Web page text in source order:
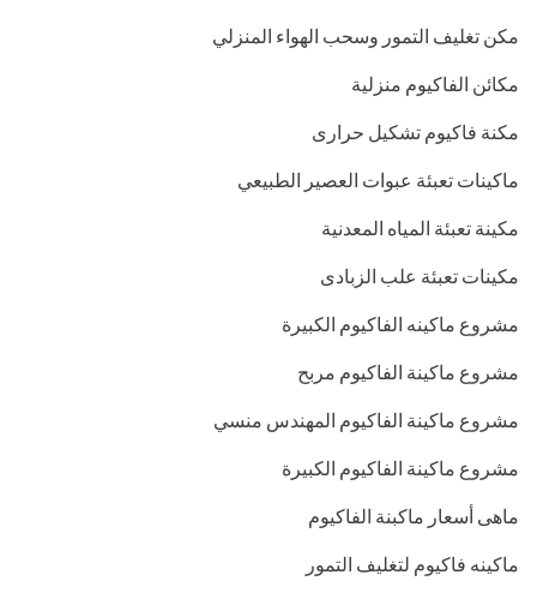
مكن تغليف التمور وسحب الهواء المنزلي
مكائن الفاكيوم منزلية
مكنة فاكيوم تشكيل حرارى
ماكينات تعبئة عبوات العصير الطبيعي
مكينة تعبئة المياه المعدنية
مكينات تعبئة علب الزبادى
مشروع ماكينه الفاكيوم الكبيرة
مشروع ماكينة الفاكيوم مربح
مشروع ماكينة الفاكيوم المهندس منسي
مشروع ماكينة الفاكيوم الكبيرة
ماهى أسعار ماكبنة الفاكيوم
ماكينه فاكيوم لتغليف التمور